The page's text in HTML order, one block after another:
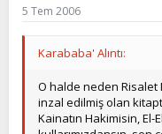
5 Tem 2006
Karababa' Alıntı:
O halde neden Risalet
inzal edilmiş olan
Kainatın Hakimisin,